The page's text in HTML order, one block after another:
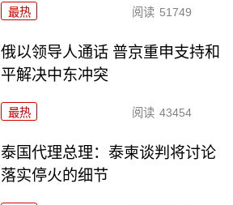
最热 阅读 51749
俄以领导人通话 普京重申支持和
平解决中东冲突
最热 阅读 43454
泰国代理总理：泰柬谈判将讨论
落实停火的细节